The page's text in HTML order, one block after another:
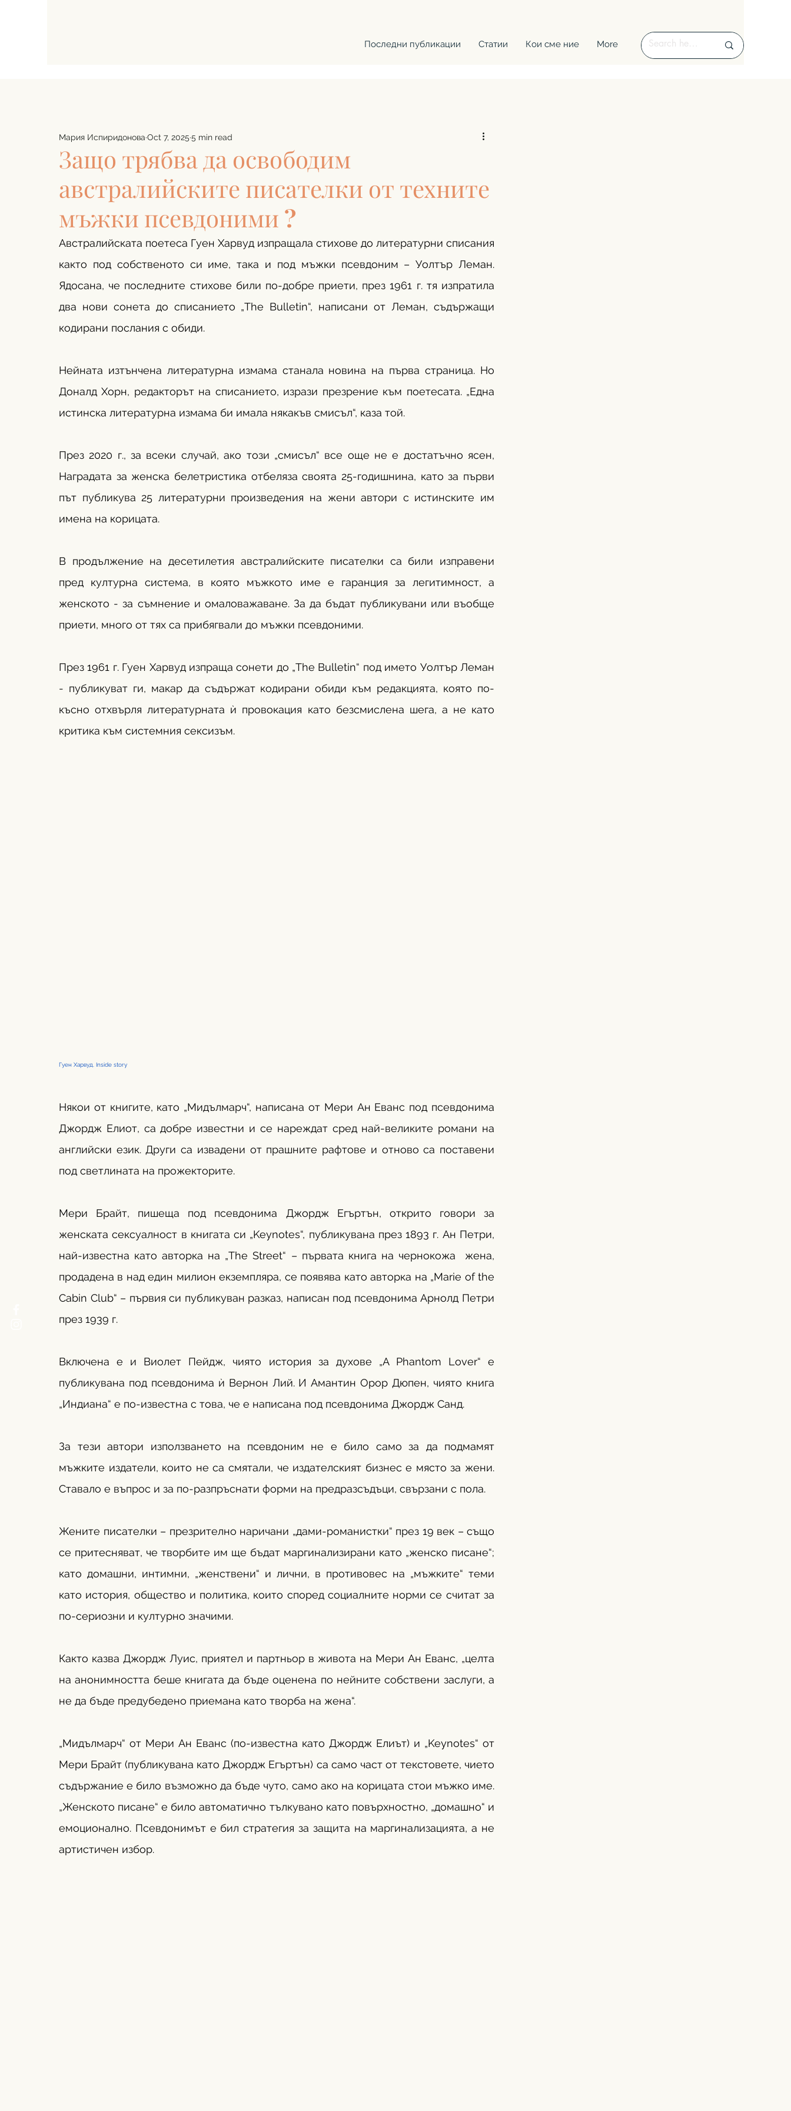
Последни публикации Статии Кои сме ние More
Защо трябва да освободим
австралийските писателки от техните
мъжки псевдоними ?
Мария Испиридонова Oct 7, 2025 5 min read
Австралийската поетеса Гуен Харвуд изпращала стихове до литературни списания
както под собственото си име, така и под мъжки псевдоним – Уолтър Леман.
Ядосана, че последните стихове били по-добре приети, през 1961 г. тя изпратила
два нови сонета до списанието „The Bulletin“, написани от Леман, съдържащи
кодирани послания с обиди.
Нейната изтънчена литературна измама станала новина на първа страница. Но
Доналд Хорн, редакторът на списанието, изрази презрение към поетесата. „Една
истинска литературна измама би имала някакъв смисъл“, каза той.
През 2020 г., за всеки случай, ако този „смисъл“ все още не е достатъчно ясен,
Наградата за женска белетристика отбеляза своята 25-годишнина, като за първи
път публикува 25 литературни произведения на жени автори с истинските им
имена на корицата.
В продължение на десетилетия австралийските писателки са били изправени
пред културна система, в която мъжкото име е гаранция за легитимност, а
женското - за съмнение и омаловажаване. За да бъдат публикувани или въобще
приети, много от тях са прибягвали до мъжки псевдоними.
През 1961 г. Гуен Харвуд изпраща сонети до „The Bulletin“ под името Уолтър Леман
- публикуват ги, макар да съдържат кодирани обиди към редакцията, която по-
късно отхвърля литературната ѝ провокация като безсмислена шега, а не като
критика към системния сексизъм.
Гуен Харвуд. Inside story
Някои от книгите, като „Мидълмарч“, написана от Мери Ан Еванс под псевдонима
Джордж Елиот, са добре известни и се нареждат сред най-великите романи на
английски език. Други са извадени от прашните рафтове и отново са поставени
под светлината на прожекторите.
Мери Брайт, пишеща под псевдонима Джордж Егъртън, открито говори за
женската сексуалност в книгата си „Keynotes“, публикувана през 1893 г. Ан Петри,
най-известна като авторка на „The Street“ – първата книга на чернокожа  жена,
продадена в над един милион екземпляра, се появява като авторка на „Marie of the
Cabin Club“ – първия си публикуван разказ, написан под псевдонима Арнолд Петри
през 1939 г.
Включена е и Виолет Пейдж, чиято история за духове „A Phantom Lover“ е
публикувана под псевдонима ѝ Вернон Лий. И Амантин Орор Дюпен, чиято книга
„Индиана“ е по-известна с това, че е написана под псевдонима Джордж Санд.
За тези автори използването на псевдоним не е било само за да подмамят
мъжките издатели, които не са смятали, че издателският бизнес е място за жени.
Ставало е въпрос и за по-разпръснати форми на предразсъдъци, свързани с пола.
Жените писателки – презрително наричани „дами-романистки“ през 19 век – също
се притесняват, че творбите им ще бъдат маргинализирани като „женско писане“;
като домашни, интимни, „женствени“ и лични, в противовес на „мъжките“ теми
като история, общество и политика, които според социалните норми се считат за
по-сериозни и културно значими.
Както казва Джордж Луис, приятел и партньор в живота на Мери Ан Еванс, „целта
на анонимността беше книгата да бъде оценена по нейните собствени заслуги, а
не да бъде предубедено приемана като творба на жена“.
„Мидълмарч“ от Мери Ан Еванс (по-известна като Джордж Елиът) и „Keynotes“ от
Мери Брайт (публикувана като Джордж Егъртън) са само част от текстовете, чието
съдържание е било възможно да бъде чуто, само ако на корицата стои мъжко име.
„Женското писане“ е било автоматично тълкувано като повърхностно, „домашно“ и
емоционално. Псевдонимът е бил стратегия за защита на маргинализацията, а не
артистичен избор.